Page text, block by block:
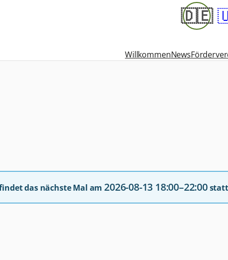
🇩🇪
WillkommenNews
das nächste Mal am 2026-08-13 18:00–22:00